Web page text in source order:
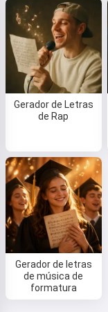
Gerador de Letras
de Rap
Gerador de letras
de música de
formatura